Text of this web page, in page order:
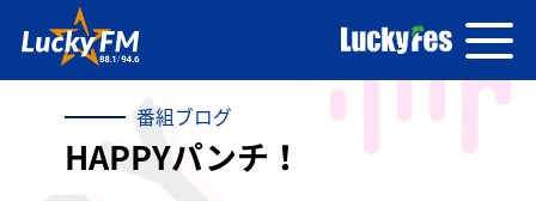
番組ブログ
HAPPYパンチ！